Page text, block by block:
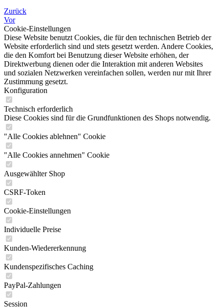
Zurück
Vor
Cookie-Einstellungen
Diese Website benutzt Cookies, die für den technischen Betrieb der
Website erforderlich sind und stets gesetzt werden. Andere Cookies,
die den Komfort bei Benutzung dieser Website erhöhen, der
Direktwerbung dienen oder die Interaktion mit anderen Websites
und sozialen Netzwerken vereinfachen sollen, werden nur mit Ihrer
Zustimmung gesetzt.
Konfiguration
Technisch erforderlich
Diese Cookies sind für die Grundfunktionen des Shops notwendig.
"Alle Cookies ablehnen" Cookie
"Alle Cookies annehmen" Cookie
Ausgewählter Shop
CSRF-Token
Cookie-Einstellungen
Individuelle Preise
Kunden-Wiedererkennung
Kundenspezifisches Caching
PayPal-Zahlungen
Session